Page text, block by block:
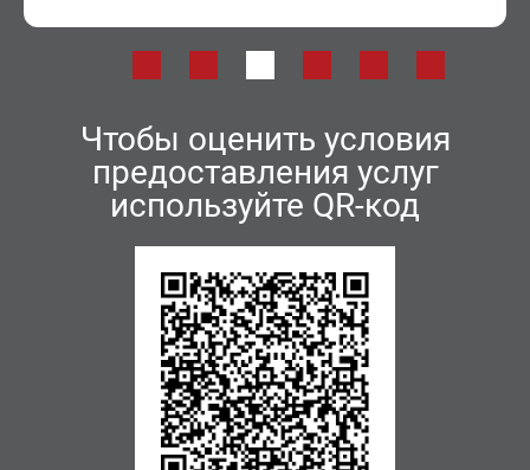
Чтобы оценить условия
предоставления услуг
используйте QR-код